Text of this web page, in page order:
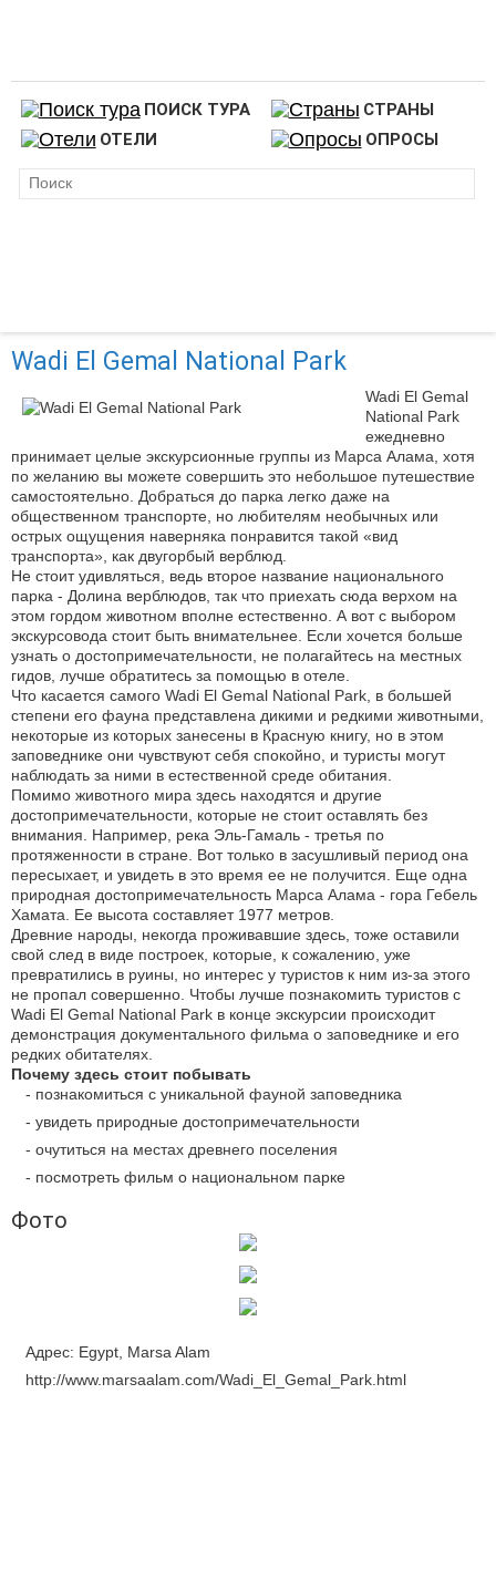
ПОИСК ТУРА
СТРАНЫ
ОТЕЛИ
ОПРОСЫ
Wadi El Gemal National Park
Wadi El Gemal
National Park
ежедневно
принимает целые экскурсионные группы из Марса Алама, хотя
по желанию вы можете совершить это небольшое путешествие
самостоятельно. Добраться до парка легко даже на
общественном транспорте, но любителям необычных или
острых ощущения наверняка понравится такой «вид
транспорта», как двугорбый верблюд.
Не стоит удивляться, ведь второе название национального
парка - Долина верблюдов, так что приехать сюда верхом на
этом гордом животном вполне естественно. А вот с выбором
экскурсовода стоит быть внимательнее. Если хочется больше
узнать о достопримечательности, не полагайтесь на местных
гидов, лучше обратитесь за помощью в отеле.
Что касается самого Wadi El Gemal National Park, в большей
степени его фауна представлена дикими и редкими животными,
некоторые из которых занесены в Красную книгу, но в этом
заповеднике они чувствуют себя спокойно, и туристы могут
наблюдать за ними в естественной среде обитания.
Помимо животного мира здесь находятся и другие
достопримечательности, которые не стоит оставлять без
внимания. Например, река Эль-Гамаль - третья по
протяженности в стране. Вот только в засушливый период она
пересыхает, и увидеть в это время ее не получится. Еще одна
природная достопримечательность Марса Алама - гора Гебель
Хамата. Ее высота составляет 1977 метров.
Древние народы, некогда проживавшие здесь, тоже оставили
свой след в виде построек, которые, к сожалению, уже
превратились в руины, но интерес у туристов к ним из-за этого
не пропал совершенно. Чтобы лучше познакомить туристов с
Wadi El Gemal National Park в конце экскурсии происходит
демонстрация документального фильма о заповеднике и его
редких обитателях.
Почему здесь стоит побывать
- познакомиться с уникальной фауной заповедника
- увидеть природные достопримечательности
- очутиться на местах древнего поселения
- посмотреть фильм о национальном парке
Фото
Адрес: Egypt, Marsa Alam
http://www.marsaalam.com/Wadi_El_Gemal_Park.html